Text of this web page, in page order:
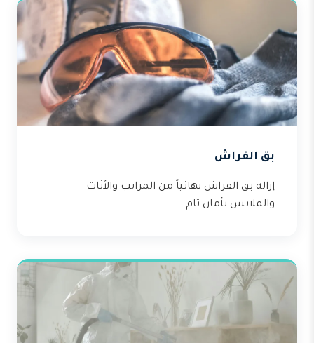
بق الفراش
إزالة بق الفراش نهائياً من المراتب والأثاث
والملابس بأمان تام.